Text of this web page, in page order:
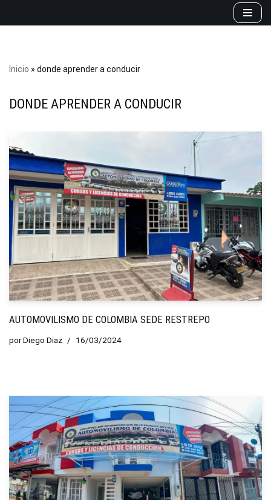
Inicio » donde aprender a conducir
DONDE APRENDER A CONDUCIR
AUTOMOVILISMO DE COLOMBIA SEDE RESTREPO
porDiego Diaz 16/03/2024